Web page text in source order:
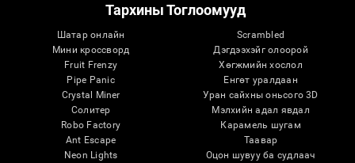
Тархины Тоглоомууд
Шатар онлайн
Мини кроссворд
Fruit Frenzy
Pipe Panic
Crystal Miner
Солитер
Robo Factory
Ant Escape
Neon Lights
Scrambled
Дэгдээхэйг олоорой
Хөгжмийн хослол
Eнгөт уралдаан
Уран сайхны оньсого 3D
Мэлхийн адал явдал
Карамель шугам
Таавар
Оцон шувуу ба судлаач